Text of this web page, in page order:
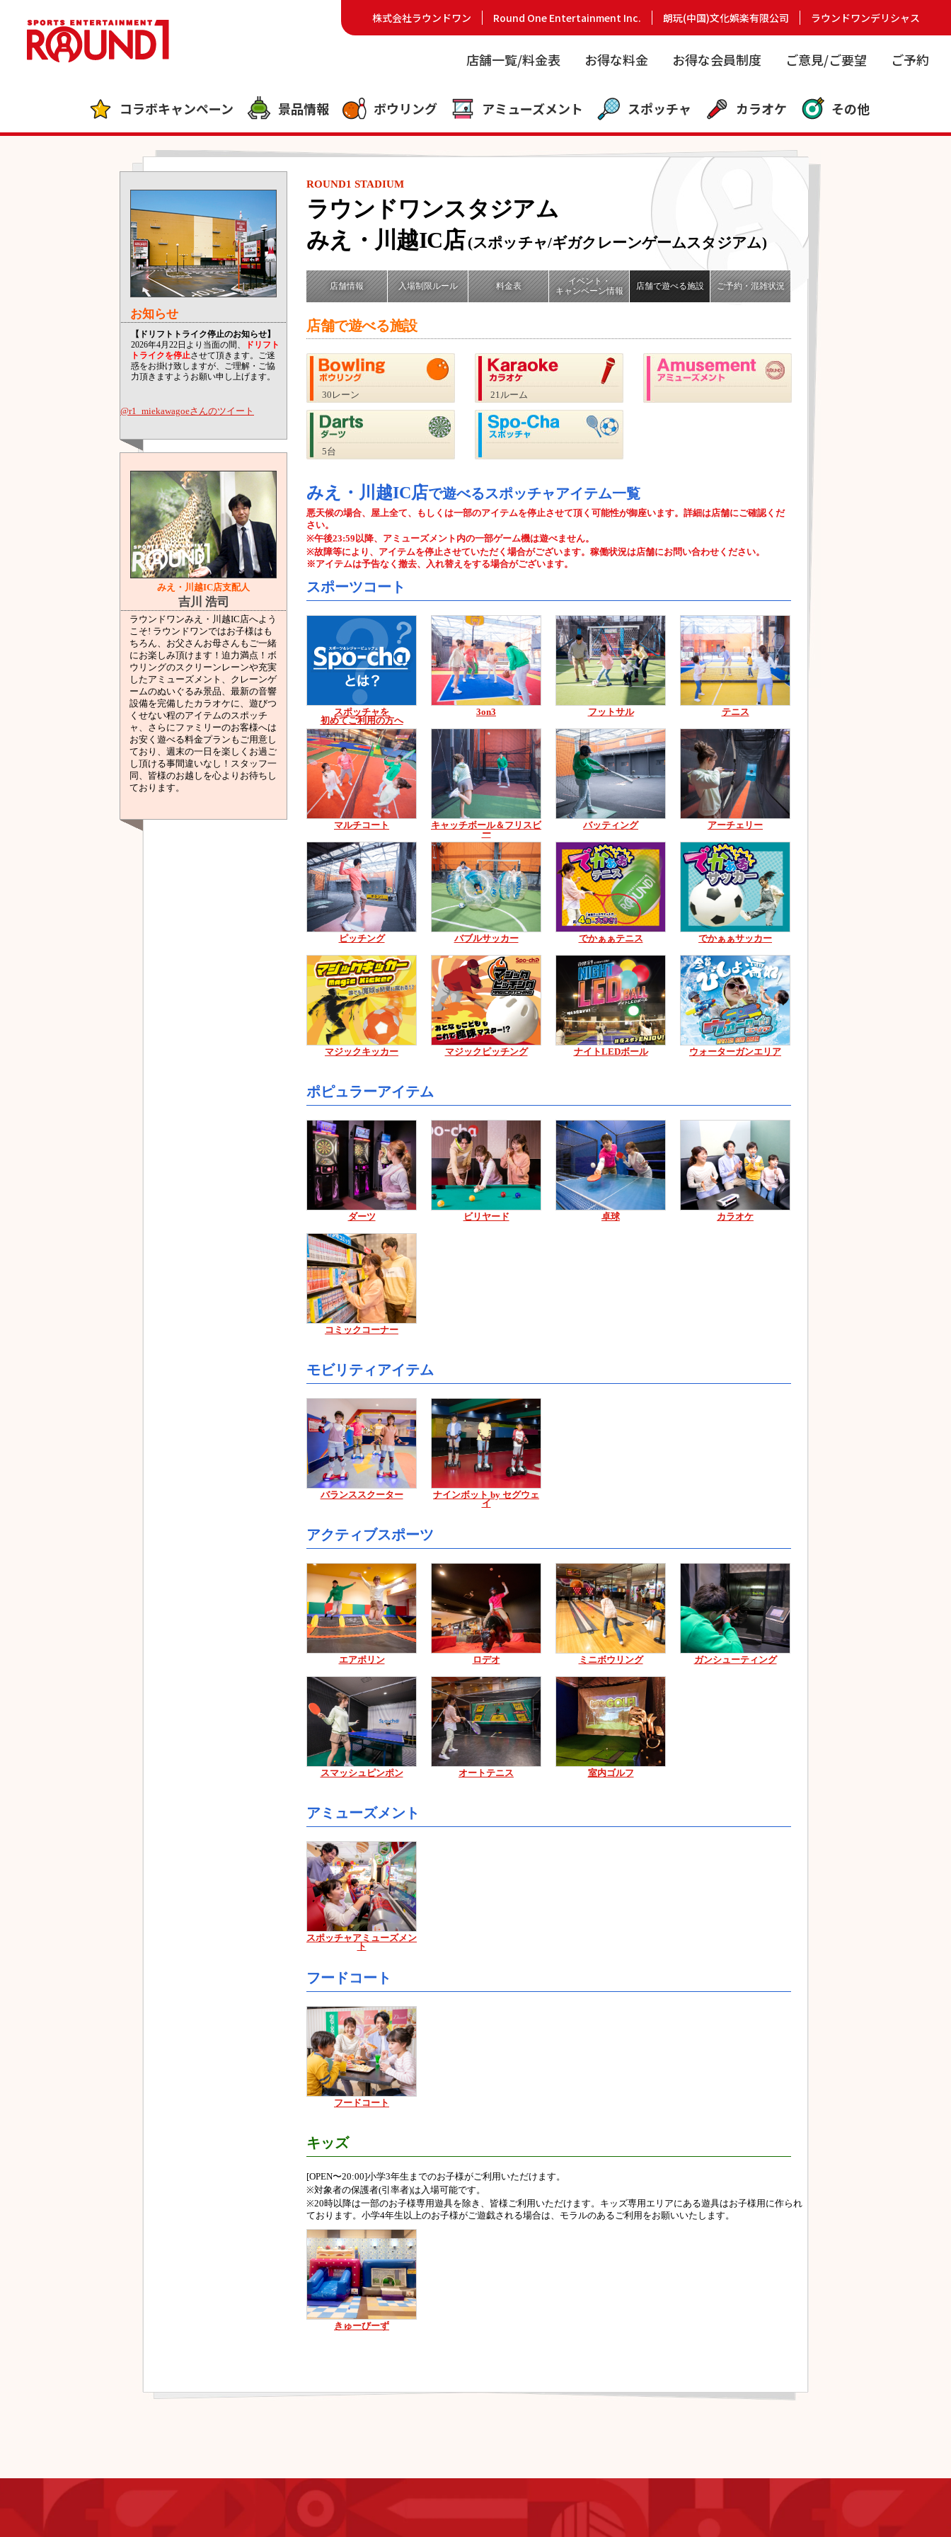
株式会社ラウンドワン Round One Entertainment Inc. 朗玩(中国)文化娯楽有限公司 ラウンドワンデリシャス
店舗一覧/料金表 お得な料金 お得な会員制度 ご意見/ご要望 ご予約
コラボキャンペーン 景品情報 ボウリング アミューズメント スポッチャ カラオケ その他
ROUND1 STADIUM
ラウンドワンスタジアム
みえ・川越IC店(スポッチャ/ギガクレーンゲームスタジアム)
店舗情報 入場制限ルール 料金表
イベント・
キャンペーン情報
店舗で遊べる施設 ご予約・混雑状況
店舗で遊べる施設
30レーン 21ルーム
5台
みえ・川越IC店で遊べるスポッチャアイテム一覧
悪天候の場合、屋上全て、もしくは一部のアイテムを停止させて頂く可能性が御座います。詳細は店舗にご確認くだ
さい。
※午後23:59以降、アミューズメント内の一部ゲーム機は遊べません。
※故障等により、アイテムを停止させていただく場合がございます。稼働状況は店舗にお問い合わせください。
※アイテムは予告なく撤去、入れ替えをする場合がございます。
スポーツコート
スポッチャを
初めてご利用の方へ
3on3 フットサル テニス
マルチコート
キャッチボール＆フリスビ
ー
バッティング アーチェリー
ピッチング バブルサッカー でかぁぁテニス でかぁぁサッカー
マジックキッカー マジックピッチング ナイトLEDボール ウォーターガンエリア
ポピュラーアイテム
ダーツ ビリヤード 卓球 カラオケ
コミックコーナー
モビリティアイテム
バランススクーター
ナインボット by セグウェ
イ
アクティブスポーツ
エアポリン ロデオ ミニボウリング ガンシューティング
スマッシュピンポン オートテニス 室内ゴルフ
アミューズメント
スポッチャアミューズメン
ト
フードコート
フードコート
キッズ
[OPEN〜20:00]小学3年生までのお子様がご利用いただけます。
※対象者の保護者(引率者)は入場可能です。
※20時以降は一部のお子様専用遊具を除き、皆様ご利用いただけます。キッズ専用エリアにある遊具はお子様用に作られ
ております。小学4年生以上のお子様がご遊戯される場合は、モラルのあるご利用をお願いいたします。
きゅーびーず
お知らせ
【ドリフトトライク停止のお知らせ】
2026年4月22日より当面の間、
ドリフト
トライクを停止させて頂きます。ご迷
惑をお掛け致しますが、ご理解・ご協
力頂きますようお願い申し上げます。
@r1_miekawagoeさんのツイート
みえ・川越IC店支配人
吉川 浩司
ラウンドワンみえ・川越IC店へよう
こそ! ラウンドワンではお子様はも
ちろん、お父さんお母さんもご一緒
にお楽しみ頂けます！迫力満点！ボ
ウリングのスクリーンレーンや充実
したアミューズメント、クレーンゲ
ームのぬいぐるみ景品、最新の音響
設備を完備したカラオケに、遊びつ
くせない程のアイテムのスポッチ
ャ、さらにファミリーのお客様へは
お安く遊べる料金プランもご用意し
ており、週末の一日を楽しくお過ご
し頂ける事間違いなし！スタッフ一
同、皆様のお越しを心よりお待ちし
ております。